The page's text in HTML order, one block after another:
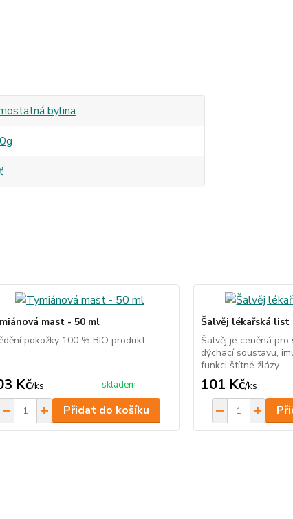
bylina
mast - 50 ml
pokožky 100 % BIO produkt
Kč/ks skladem
Přidat do košíku
Šalvěj lékařská list
Šalvěj je ceněná pro
dýchací soustavu,
funkci štítné žlázy.
101 Kč/ks